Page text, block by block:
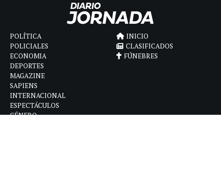
POLÍTICA
POLICIALES
ECONOMIA
DEPORTES
MAGAZINE
SAPIENS
INTERNACIONAL
ESPECTÁCULOS
GÉNERO
INICIO
CLASIFICADOS
FÚNEBRES